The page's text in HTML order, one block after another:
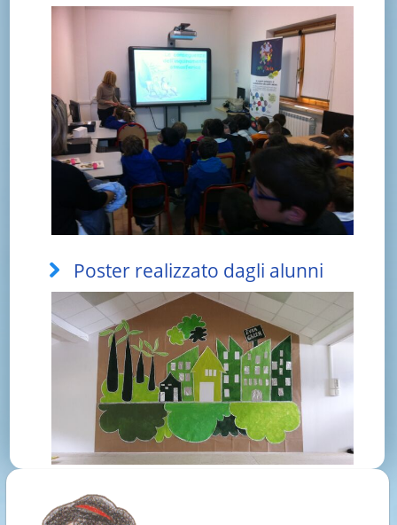
Poster realizzato dagli alunni